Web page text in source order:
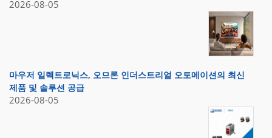
2026-08-05
마우저 일렉트로닉스, 오므론 인더스트리얼 오토메이션의 최신
제품 및 솔루션 공급
2026-08-05